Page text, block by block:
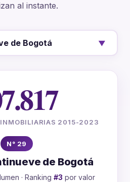
al instante.
de Bogotá ▼
INMOBILIARIAS 2015-2023
N° 29
de Bogotá
· Ranking #3 por valor